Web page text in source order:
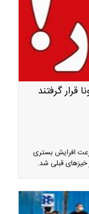
گرفتند
سرعت افرایش بستری
خیزهای قبلی شد.